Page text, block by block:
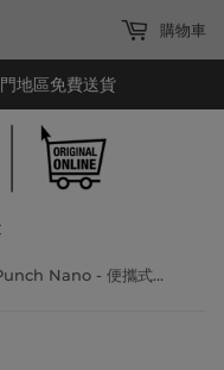
地區免費送貨
購物車
Odoyo Magic Punch Nano - 便攜式按摩槍